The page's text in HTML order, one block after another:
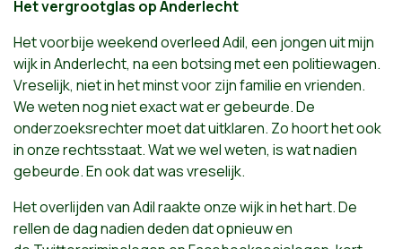
Het vergrootglas op Anderlecht
Het voorbije weekendoverleed Adil, een jongenuit mijn
wijk in Anderlecht, na een botsing met een politiewagen.
Vreselijk, niet in het minst voor zijn familie en vrienden.
We weten nog niet exact wat er gebeurde. De
onderzoeksrechtermoetdat uitklaren. Zo hoort het ook
in onzerechtsstaat.Wat we wel weten, is wat nadien
gebeurde. En ook dat was vreselijk.
Het overlijden van Adil raakte onze wijk in het hart. De
rellen de dag nadien deden dat opnieuw en